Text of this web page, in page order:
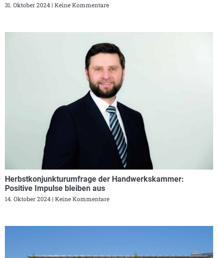
31. Oktober 2024 Keine Kommentare
Herbstkonjunkturumfrage der Handwerkskammer:
Positive Impulse bleiben aus
14. Oktober 2024 Keine Kommentare